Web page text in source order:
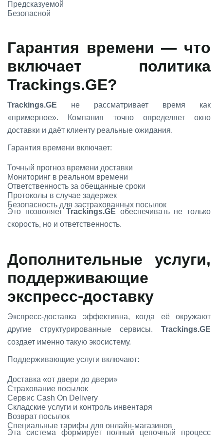
Предсказуемой
Безопасной
Гарантия времени — что
включает политика
Trackings.GE?
Trackings.GE не рассматривает время как
«примерное». Компания точно определяет окно
доставки и даёт клиенту реальные ожидания.
Гарантия времени включает:
Точный прогноз времени доставки
Мониторинг в реальном времени
Ответственность за обещанные сроки
Протоколы в случае задержек
Безопасность для застрахованных посылок
Это позволяетTrackings.GE обеспечивать не только
скорость, но и ответственность.
Дополнительные услуги,
поддерживающие
экспресс-доставку
Экспресс-доставка эффективна, когда её окружают
другие структурированные сервисы. Trackings.GE
создает именно такую экосистему.
Поддерживающие услуги включают:
Доставка «от двери до двери»
Страхование посылок
Сервис Cash On Delivery
Складские услуги и контроль инвентаря
Возврат посылок
Специальные тарифы для онлайн-магазинов
Эта система формирует полный цепочный процесс